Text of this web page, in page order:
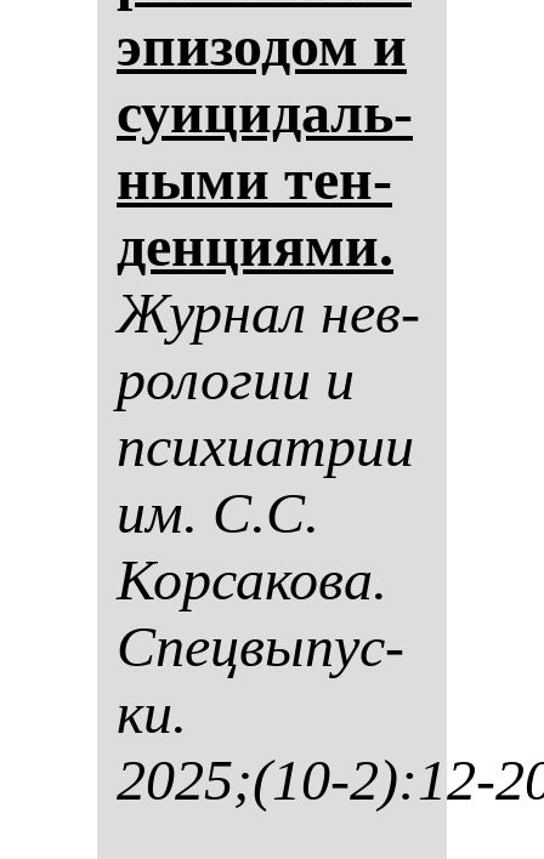
эпи­зо­дом и
су­ици­даль­
ны­ми тен­
ден­ци­ями.
Жур­нал нев­
ро­ло­гии и
пси­хи­ат­рии
им. С.С.
Кор­са­ко­ва.
Спец­вы­пус­
ки.
2025;(10-2):12-